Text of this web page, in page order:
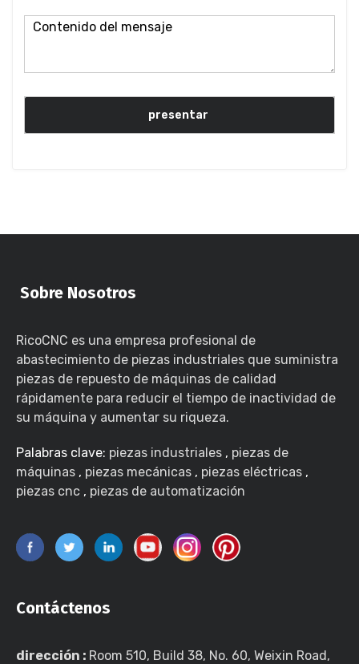
Sobre Nosotros
RicoCNC es una empresa profesional de
abastecimiento de piezas industriales que suministra
piezas de repuesto de máquinas de calidad
rápidamente para reducir el tiempo de inactividad de
su máquina y aumentar su riqueza.
Palabras clave: piezas industriales , piezas de
máquinas , piezas mecánicas , piezas eléctricas ,
piezas cnc , piezas de automatización
Contáctenos
dirección : Room 510, Build 38, No. 60, Weixin Road,